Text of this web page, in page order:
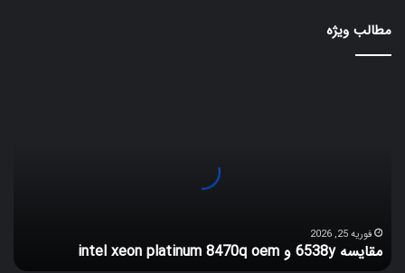
مطالب ویژه
فوریه 25, 2026
مقایسه 6538y و intel xeon platinum 8470q oem